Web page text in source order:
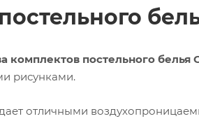
комплектов постельного белья
рисунками.
отличными